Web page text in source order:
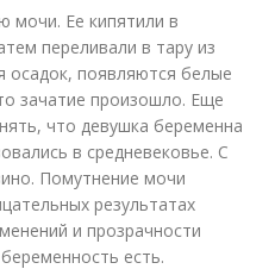
мочи. Ее кипятили в
переливали в тару из
осадок, появляются белые
зачатие произошло. Еще
что девушка беременна
в средневековье. С
Помутнение мочи
результатах
и прозрачности
есть.